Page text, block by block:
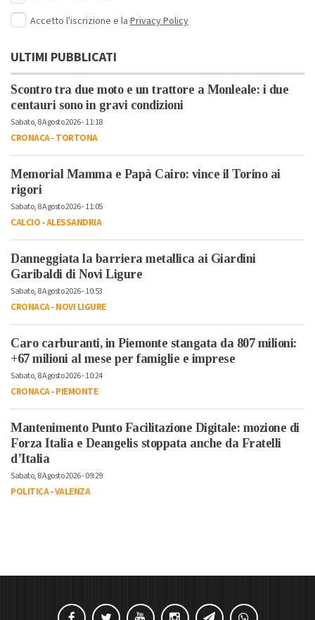
Accetto l'iscrizione e la Privacy Policy
ULTIMI PUBBLICATI
Scontro tra due moto e un trattore a Monleale: i due
centauri sono in gravi condizioni
Sabato, 8 Agosto 2026 - 11:18
CRONACA-TORTONA
Memorial Mamma e Papà Cairo: vince il Torino ai
rigori
Sabato, 8 Agosto 2026 - 11:05
CALCIO-ALESSANDRIA
Danneggiata la barriera metallica ai Giardini
Garibaldi di Novi Ligure
Sabato, 8 Agosto 2026 - 10:53
CRONACA-NOVI LIGURE
Caro carburanti, in Piemonte stangata da 807 milioni:
+67 milioni al mese per famiglie e imprese
Sabato, 8 Agosto 2026 - 10:24
CRONACA-PIEMONTE
Mantenimento Punto Facilitazione Digitale: mozione di
Forza Italia e Deangelis stoppata anche da Fratelli
d’Italia
Sabato, 8 Agosto 2026 - 09:29
POLITICA-VALENZA